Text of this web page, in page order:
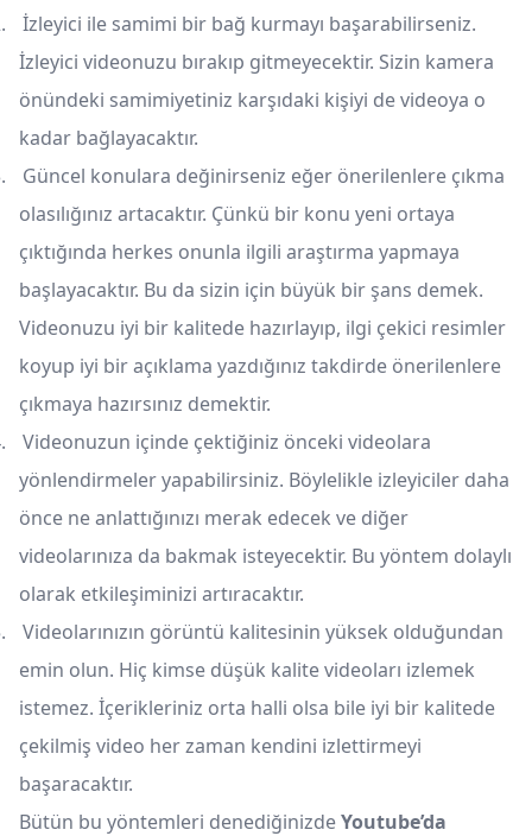
İzleyici ile samimi bir bağ kurmayı başarabilirseniz.
İzleyici videonuzu bırakıp gitmeyecektir. Sizin kamera
önündeki samimiyetiniz karşıdaki kişiyi de videoya o
kadar bağlayacaktır.
Güncel konulara değinirseniz eğer önerilenlere çıkma
olasılığınız artacaktır. Çünkü bir konu yeni ortaya
çıktığında herkes onunla ilgili araştırma yapmaya
başlayacaktır. Bu da sizin için büyük bir şans demek.
Videonuzu iyi bir kalitede hazırlayıp, ilgi çekici resimler
koyup iyi bir açıklama yazdığınız takdirde önerilenlere
çıkmaya hazırsınız demektir.
Videonuzun içinde çektiğiniz önceki videolara
yönlendirmeler yapabilirsiniz. Böylelikle izleyiciler daha
önce ne anlattığınızı merak edecek ve diğer
videolarınıza da bakmak isteyecektir. Bu yöntem dolaylı
olarak etkileşiminizi artıracaktır.
Videolarınızın görüntü kalitesinin yüksek olduğundan
emin olun. Hiç kimse düşük kalite videoları izlemek
istemez. İçerikleriniz orta halli olsa bile iyi bir kalitede
çekilmiş video her zaman kendini izlettirmeyi
başaracaktır.
Bütün bu yöntemleri denediğinizdeYoutube’da